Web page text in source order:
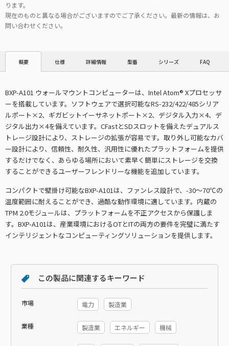
ります。
現在のものと異なる場合がございますのでご了承ください。最新の情報は、お
問い合わせください。
概要 仕様 詳細情報 型番 シリーズ FAQ
BXP-A101 ウォールマウントコンピューターは、Intel Atom® Xプロセッサ
ーを搭載しています。ソフトウェアで選択可能なRS-232/422/485シリア
ルポート×2、ギガビットイーサネットポート×2、デジタル入力×4、デ
ジタル出力×4を備えています。CFastとSDスロットを備えたデュアルス
トレージ設計により、ストレージの拡張が容易です。取り外し可能なカバ
ー設計により、信頼性、耐久性、汎用性に優れたプラットフォームを提供
するだけでなく、あらゆる場所において素早く簡単にストレージを交換
することができるユーザーフレンドリーな機能を追加しています。
コンパクトで壁掛け可能なBXP-A101は、ファンレス設計で、-30～70℃の
温度範囲に耐えることができ、過酷な動作環境に適しています。内蔵の
TPM 2.0モジュールは、プラットフォームを不正アクセスから保護しま
す。BXP-A101は、産業環境におけるOTとITの両方の要件を完璧に満たす
インテリジェントなコンピューティングソリューションを提供します。
この製品に関連するキーワード
市場 電力 製造業
業種 製造業 エネルギー 機械